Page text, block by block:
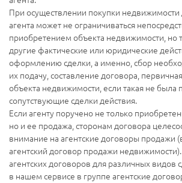
При осуществлении покупки недвижимости
агента может не ограничиваться
приобретением объекта недвижимости, но
другие фактические или юридические
оформлению сделки, а именно, сбор
их подачу, составление договора,
объекта недвижимости, если такая не была
сопутствующие сделки действия.
Если агенту поручено не только
но и ее продажа, сторонам договора
внимание на агентские договоры продажи
агентский договор продажи
агентских договоров для различных видов
в нашем сервисе в группе агентские